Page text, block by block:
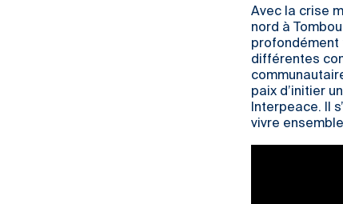
Avec la crise
nord à
profondément
différentes
paix d’initier
Interpeace. Il
vivre